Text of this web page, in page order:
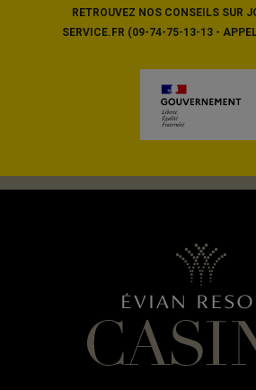
RETROUVEZ NOS CONSEILS SUR
SERVICE.FR (09-74-75-13-13 -